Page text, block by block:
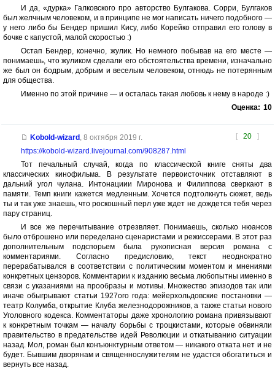
И да, «дурка» Галковского про авторство Булгакова. Сорри, Булгаков
был желчным человеком, и в принципе не мог написать ничего подобного —
у него либо бы Бендер пришил Кису, либо Корейко отправил его голову в
бочке с капустой, малой скоростью :)
Остап Бендер, конечно, жулик. Но немного побывав на его месте —
понимаешь, что жуликом сделали его обстоятельства времени, изначально
же был он бодрым, добрым и веселым человеком, отнюдь не потерянным
для общества.
Именно по этой причине — и осталась такая любовь к нему в народе :)
Оценка: 10
[ 20 ]
Kobold-wizard , 8 октября 2019 г.
https://kobold-wizard.livejournal.com/908287.html
Тот печальный случай, когда по классической книге сняты два
классических кинофильма. В результате первоисточник отставляют в
дальний угол чулана. Интонациии Миронова и Филиппова сверкают в
памяти. Темп книги кажется медленным. Хочется подтолкнуть сюжет, ведь
ты и так уже знаешь, что роскошный перл уже ждет не дождется тебя через
пару страниц.
И все же перечитывание отрезвляет. Понимаешь, сколько нюансов
было отброшено или переделано сценаристами и режиссерами. В этот раз
дополнительным подспорьем была рукописная версия романа с
комментариями. Согласно предисловию, текст неоднократно
перерабатывался в соответствии с политическим моментом и мнениями
конкретных цензоров. Комментарии к изданию весьма любопытны именно в
связи с указаниями на прообразы и мотивы. Множество эпизодов так или
иначе обыгрывают статьи 1927ого года: мейерхольдовские постановки —
театр Колумба, открытие Клуба железнодорожников, а также статьи нового
Уголовного кодекса. Комментаторы даже хронологию романа привязывают
к конкретным точкам — началу борьбы с троцкистами, которые обвиняли
правительство в предательстве идей Революции и откатыванию ситуации
назад. Мол, роман был конъюнктурным ответом — никакого отката нет и не
будет. Бывшим дворянам и священнослужителям не удастся обогатиться и
вернуть все назад.